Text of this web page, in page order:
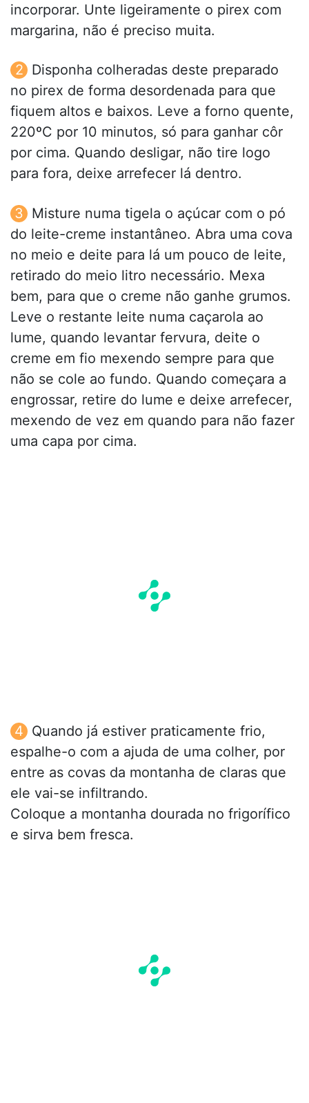
incorporar. Unte ligeiramente o pirex com
margarina, não é preciso muita.
Disponha colheradas deste preparado
no pirex de forma desordenada para que
fiquem altos e baixos. Leve a forno quente,
220ºC por 10 minutos, só para ganhar côr
por cima. Quando desligar, não tire logo
para fora, deixe arrefecer lá dentro.
Misture numa tigela o açúcar com o pó
do leite-creme instantâneo. Abra uma cova
no meio e deite para lá um pouco de leite,
retirado do meio litro necessário. Mexa
bem, para que o creme não ganhe grumos.
Leve o restante leite numa caçarola ao
lume, quando levantar fervura, deite o
creme em fio mexendo sempre para que
não se cole ao fundo. Quando começara a
engrossar, retire do lume e deixe arrefecer,
mexendo de vez em quando para não fazer
uma capa por cima.
Quando já estiver praticamente frio,
espalhe-o com a ajuda de uma colher, por
entre as covas da montanha de claras que
ele vai-se infiltrando.
Coloque a montanha dourada no frigorífico
e sirva bem fresca.